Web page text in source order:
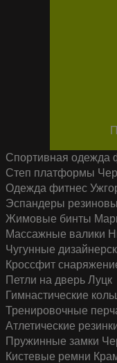
Спортивная одежда
Степ платформы
Одежда фитнес
Эспандеры
Жимовые бинты
Массажные валики
Чугунные
Кроссфит
Петли на дверь Луцк
Гимнастические
Тренировочные
Атлетические
Пружинные замки
Кистевые ремни